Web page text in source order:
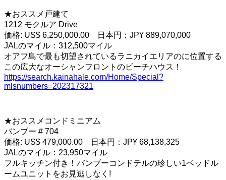
★おススメ戸建て
1212 モクルア Drive
価格: US$ 6,250,000.00 日本円：JP¥ 889,070,000
JALのマイル：312,500マイル
オアフ島で最も切望されているラニカイエリアのに位置する
この広大なオーシャンフロントのビーチハウス！
https://search.kainahale.com/Home/Special?
mlsnumbers=202317321
★おススメコンドミニアム
バンブー # 704
価格: US$ 479,000.00 日本円：JP¥ 68,138,325
JALのマイル：23,950マイル
フルキッチン付き！バンブーコンドテルの珍しい1ベッドル
ームユニットをお見逃しなく!